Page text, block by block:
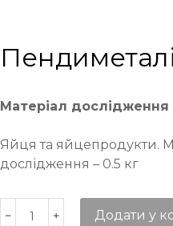
Матеріал дослідження
Яйця та яйцепродукти.
дослідження – 0.5 кг
Додати у